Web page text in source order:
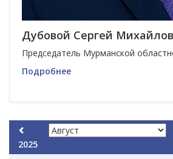
Дубовой Сергей
Председатель Мурманской
Подробнее
2025